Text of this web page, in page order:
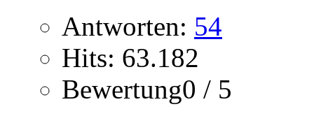
Antworten: 54
Hits: 63.182
Bewertung0 / 5